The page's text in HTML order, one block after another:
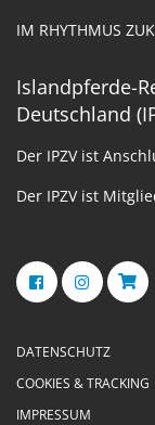
IM RHYTHMUS
Islandpferde-
Deutschland
Der IPZV ist
Der IPZV ist
DATENSCHUTZ
COOKIES & TRACKING
IMPRESSUM